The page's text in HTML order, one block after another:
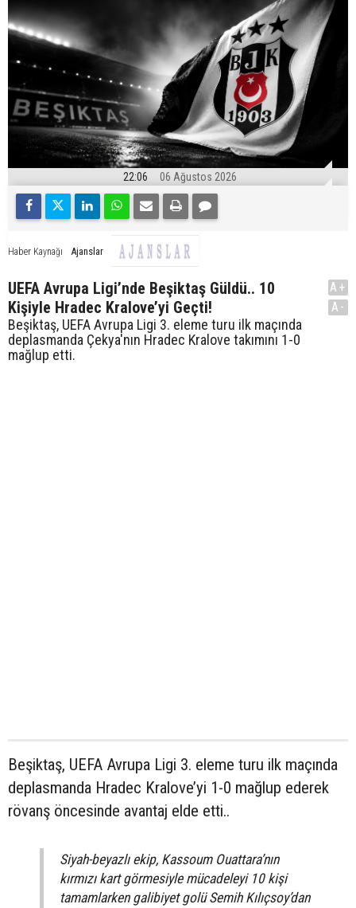
22:06 06 Ağustos 2026
Haber Kaynağı Ajanslar
UEFA Avrupa Ligi’nde Beşiktaş Güldü.. 10
Kişiyle Hradec Kralove’yi Geçti!
Beşiktaş, UEFA Avrupa Ligi 3. eleme turu ilk maçında
deplasmanda Çekya'nın Hradec Kralove takımını 1-0
mağlup etti.
A+
A-
Beşiktaş, UEFA Avrupa Ligi 3. eleme turu ilk maçında
deplasmanda Hradec Kralove’yi 1-0 mağlup ederek
rövanş öncesinde avantaj elde etti..
Siyah-beyazlı ekip, Kassoum Ouattara’nın
kırmızı kart görmesiyle mücadeleyi 10 kişi
tamamlarken galibiyet golü Semih Kılıçsoy’dan